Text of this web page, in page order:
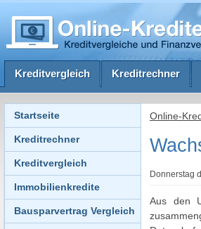
Kreditvergleich Kreditrechner
Online-
Donnerstag
Aus den
Startseite
Kreditrechner
Kreditvergleich
Immobilienkredite
Bausparvertrag Vergleich